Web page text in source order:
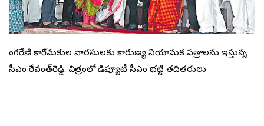
సింగరేణి కారి్మకుల వారసులకు కారుణ్య నియామక పత్రాలను ఇస్తున్న
సీఎం రేవంత్‌రెడ్డి. చిత్రంలో డిప్యూటీ సీఎం భట్టి తదితరులు